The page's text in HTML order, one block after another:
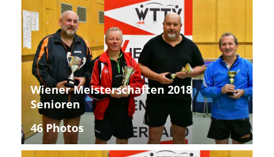
Wiener Meisterschaften 2018
Senioren
46 Photos